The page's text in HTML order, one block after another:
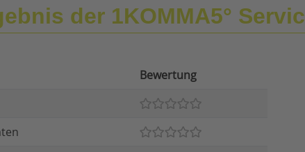
der 1KOMMA5°
Bewertung